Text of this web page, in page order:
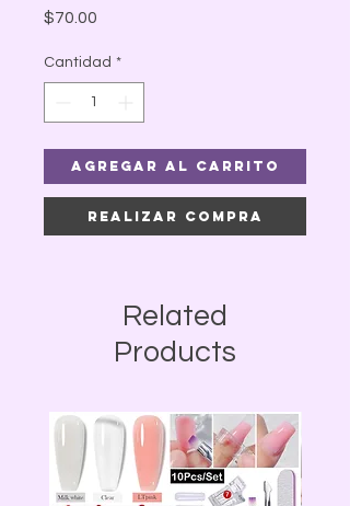
$70.00
Cantidad *
Agregar al carrito
Realizar compra
Related
Products